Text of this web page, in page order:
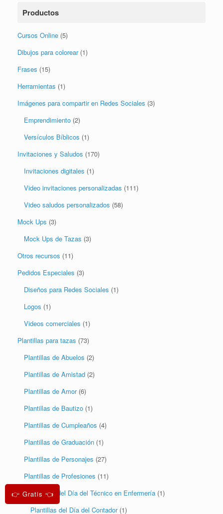
👉 Gratis 👈
Productos
Cursos Online (5)
Dibujos para colorear (1)
Frases (15)
Herramientas (1)
Imágenes para compartir en Redes Sociales (3)
Emprendimiento (2)
Versículos Bíblicos (1)
Invitaciones y Saludos (170)
Invitaciones digitales (1)
Video invitaciones personalizadas (111)
Video saludos personalizados (58)
Mock Ups (3)
Mock Ups de Tazas (3)
Otros recursos (11)
Pedidos Especiales (3)
Diseños para Redes Sociales (1)
Logos (1)
Videos comerciales (1)
Plantillas para tazas (73)
Plantillas de Abuelos (2)
Plantillas de Amistad (2)
Plantillas de Amor (6)
Plantillas de Bautizo (1)
Plantillas de Cumpleaños (4)
Plantillas de Graduación (1)
Plantillas de Personajes (27)
Plantillas de Profesiones (11)
Plantilas del Día del Técnico en Enfermería (1)
Plantillas del Día del Contador (1)